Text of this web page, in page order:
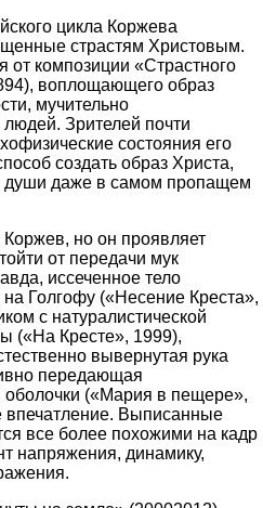
цикла Коржева
страстям Христовым.
от композиции «Страстного
воплощающего образ
мучительно
Зрителей почти
состояния его
создать образ Христа,
души даже в самом пропащем
но он проявляет
от передачи мук
иссеченное тело
Голгофу («Несение Креста»,
c натуралистической
(«На Кресте», 1999),
вывернутая рука
передающая
оболочки («Мария в пещере»,
впечатление. Выписанные
все более похожими на кадр
напряжения, динамику,